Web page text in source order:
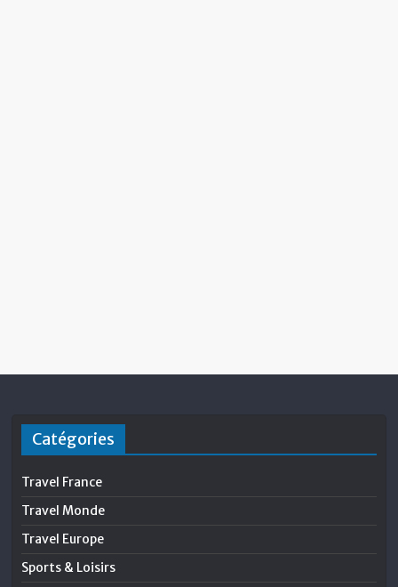
Catégories
Travel France
Travel Monde
Travel Europe
Sports & Loisirs